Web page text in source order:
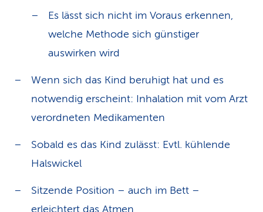
Es lässt sich nicht im Voraus erkennen,
welche Methode sich günstiger
auswirken wird
Wenn sich das Kind beruhigt hat und es
notwendig erscheint: Inhalation mit vom Arzt
verordneten Medikamenten
Sobald es das Kind zulässt: Evtl. kühlende
Halswickel
Sitzende Position – auch im Bett –
erleichtert das Atmen